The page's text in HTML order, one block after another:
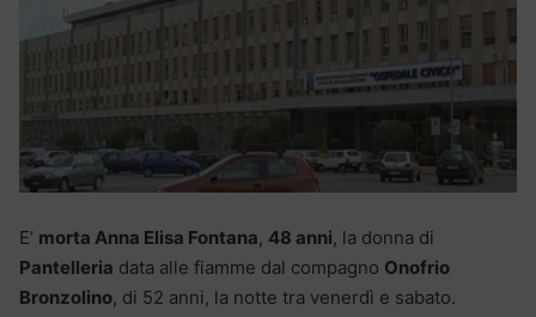
E’ morta Anna Elisa Fontana, 48 anni, la donna di
Pantelleria data alle fiamme dal compagno Onofrio
Bronzolino, di 52 anni, la notte tra venerdì e sabato.